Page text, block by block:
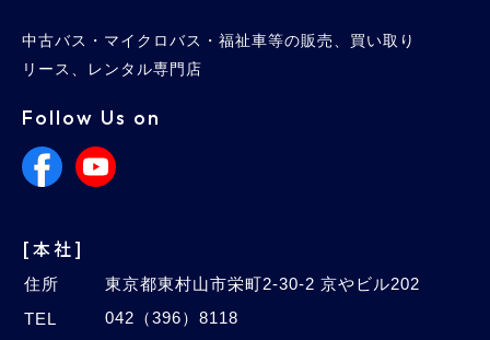
中古バス・マイクロバス・福祉車等の販売、買い取り
リース、レンタル専門店
Follow Us on
[本社]
住所
東京都東村山市栄町2-30-2 京やビル202
TEL
042（396）8118